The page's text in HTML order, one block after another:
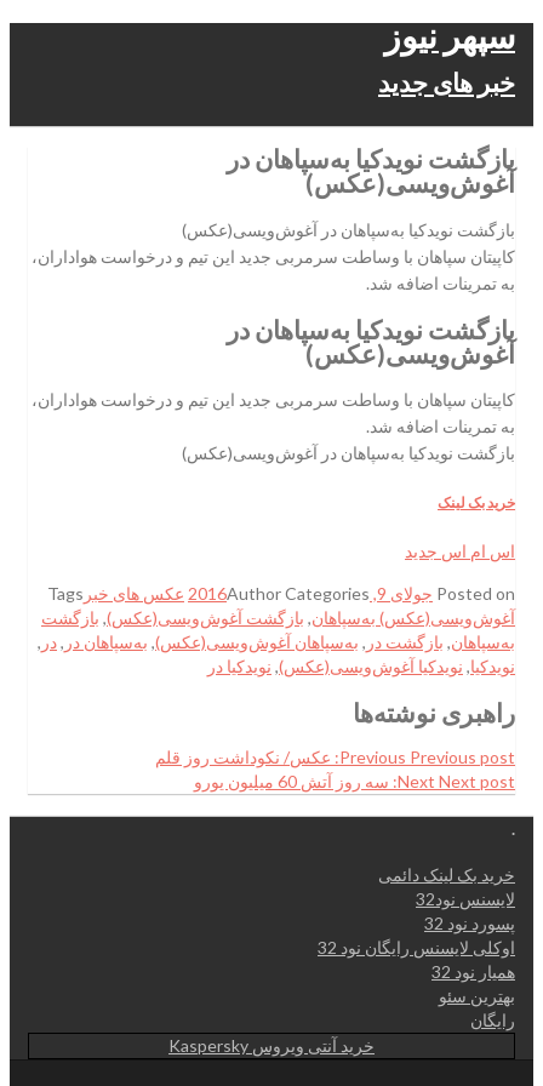
سپهر نیوز
خبر های جدید
بازگشت نویدکیا به‌سپاهان در
آغوش‌ویسی(عکس)
بازگشت نویدکیا به‌سپاهان در آغوش‌ویسی(عکس)
کاپیتان سپاهان با وساطت سرمربی جدید این تیم و درخواست هواداران،
به تمرینات اضافه شد.
بازگشت نویدکیا به‌سپاهان در
آغوش‌ویسی(عکس)
کاپیتان سپاهان با وساطت سرمربی جدید این تیم و درخواست هواداران،
به تمرینات اضافه شد.
بازگشت نویدکیا به‌سپاهان در آغوش‌ویسی(عکس)
خرید بک لینک
اس ام اس جدید
Posted on جولای 9, 2016 AuthorCategories عکس های خبر Tags
آغوش‌ویسی(عکس) به‌سپاهان, بازگشت آغوش‌ویسی(عکس), بازگشت
به‌سپاهان, بازگشت در , به‌سپاهان آغوش‌ویسی(عکس), به‌سپاهان در ,در ,
نویدکیا, نویدکیا آغوش‌ویسی(عکس), نویدکیا در
راهبری نوشته‌ها
Previous Previous post:
عکس/ نکوداشت روز قلم
Next Next post: سه روز آتش 60 ميليون يورو
.
خرید بک لینک دائمی
لایسنس نود32
پسورد نود 32
اوکلی لایسنس رایگان نود 32
همیار نود 32
بهترین سئو
رایگان
خرید آنتی ویروس Kaspersky